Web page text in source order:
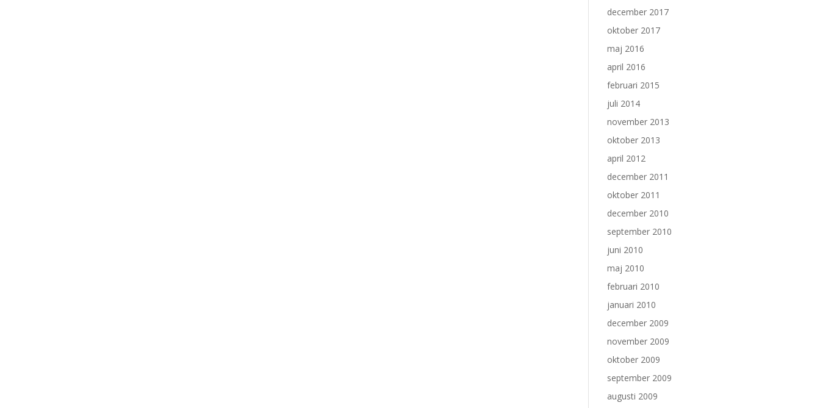
december 2017
oktober 2017
maj 2016
april 2016
februari 2015
juli 2014
november 2013
oktober 2013
april 2012
december 2011
oktober 2011
december 2010
september 2010
juni 2010
maj 2010
februari 2010
januari 2010
december 2009
november 2009
oktober 2009
september 2009
augusti 2009